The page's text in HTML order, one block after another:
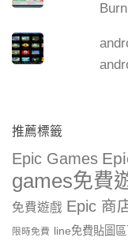
推薦標籤
Epic Games
games免費
免費遊戲 Epic 商
限時免費 line免費貼圖